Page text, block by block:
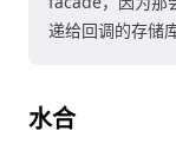
递给回调的存储
水合